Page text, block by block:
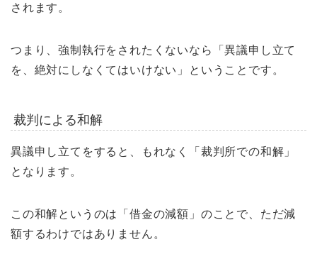
されます。
つまり、強制執行をされたくないなら「異議申し立て
を、絶対にしなくてはいけない」ということです。
裁判による和解
異議申し立てをすると、もれなく「裁判所での和解」
となります。
この和解というのは「借金の減額」のことで、ただ減
額するわけではありません。